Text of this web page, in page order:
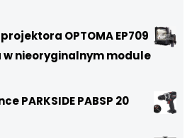
OPTOMA EP709
nieoryginalnym module
PARKSIDE PABSP 20